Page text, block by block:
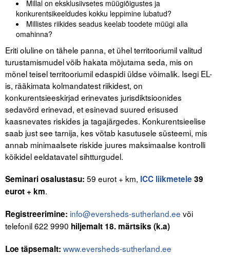
Juhendid ja väljaanded
Videod
Kontakt
Liitu meililistiga
Oskusteave
Incoterms® 2020
Abimaterjalid
Projektid
Millal on eksklusiivsetes müügiõigustes ja
konkurentsikeeldudes kokku leppimine lubatud?
Millistes riikides seadus keelab toodete müügi alla
omahinna?
Eriti oluline on tähele panna, et ühel territooriumil valitud
turustamismudel võib hakata mõjutama seda, mis on
mõnel teisel territooriumil edaspidi üldse võimalik. Isegi EL-
is, rääkimata kolmandatest riikidest, on
konkurentsieeskirjad erinevates jurisdiktsioonides
sedavõrd erinevad, et esinevad suured erisused
kaasnevates riskides ja tagajärgedes. Konkurentsieelise
saab just see tarnija, kes võtab kasutusele süsteemi, mis
annab minimaalsete riskide juures maksimaalse kontrolli
kõikidel eeldatavatel sihtturgudel.
Seminari osalustasu: 59 eurot + km, ICC liikmetele 39
eurot + km.
Registreerimine: info@eversheds-sutherland.ee või
telefonil 622 9990 hiljemalt 18. märtsiks (k.a)
Loe täpsemalt: www.eversheds-sutherland.ee